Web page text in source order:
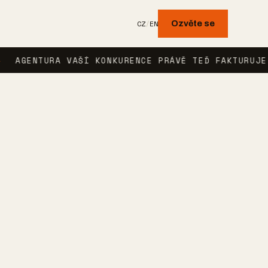
CZ/EN Ozvěte se
VAŠÍ KONKURENCE PRÁVĚ TEĎ FAKTURUJE